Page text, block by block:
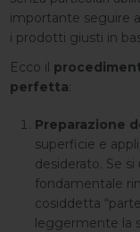
importante seguire
i prodotti giusti in
Ecco il
perfetta:
Preparazione
superficie e
desiderato. Se
fondamentale
cosiddetta
leggermente la